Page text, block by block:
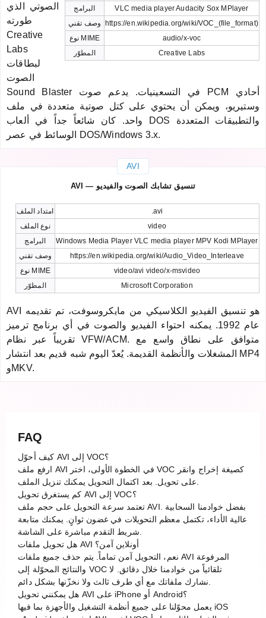
البرامج
VLC media player Audacity Sox MPlayer
وصف تقني https://en.wikipedia.org/wiki/VOC_(file_format)
نوع MIME
audio/x-voc
المطوّر
Creative Labs
الصوتي الذي
طورته
Creative
Labs
لبطاقات
الصوت
Sound Blaster في التسعينيات. يدعم صوت PCM أحادي
وستيريو، ويمكن أن يحتوي على كتل صوتية متعددة في ملف
واحد. كان شائعاً جداً في ألعاب DOS والتطبيقات المتعددة
الوسائط في عصر DOS/Windows 3.x.
AVI
AVI — تنسيق تشابك الصوت والفيديو
امتداد الملف
.avi
نوع الملف
video
البرامج
Windows Media Player VLC media player MPV Kodi MPlayer
وصف تقني
https://en.wikipedia.org/wiki/Audio_Video_Interleave
نوع MIME
video/avi video/x-msvideo
المطوّر
Microsoft Corporation
AVI هو تنسيق الفيديو الكلاسيكي من مايكروسوفت، تم تقديمه
عام 1992. يمكنه احتواء الفيديو والصوت في أي برنامج ترميز
تقريباً عبر نظام VFW/ACM. متوافق على نطاق واسع مع
المشغلات والأنظمة القديمة. يُعدّ اليوم شبه قديم بعد انتشار MP4
وMKV.
FAQ
كيف أحوّل AVI إلى VOC؟
ارفع ملف AVI في الخطوة الأولى، اختر VOC كصيغة إخراج وانقر
كم يستغرق تحويل AVI إلى VOC؟
تعتمد سرعة التحويل على حجم ملف AVI. بفضل خوادمنا السحابية
عالية الأداء، تكتمل معظم التحويلات في غضون ثوانٍ. يمكنك متابعة
هل تحويل ملفات AVI أونلاين آمن؟
نعم، التحويل آمن تماماً. يتم حذف جميع ملفات AVI المرفوعة
والنتائج المحوّلة إلى VOC تلقائياً من خوادمنا خلال دقائق. لا
هل يمكنني تحويل AVI على iPhone أو Android؟
يعمل محوّلنا على جميع أنظمة التشغيل والأجهزة بما فيها iOS